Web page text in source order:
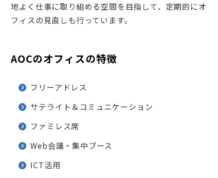
地よく仕事に取り組める空間を目指して、定期的にオ
フィスの見直しも行っています。
AOCのオフィスの特徴
フリーアドレス
サテライト＆コミュニケーション
ファミレス席
Web会議・集中ブース
ICT活用